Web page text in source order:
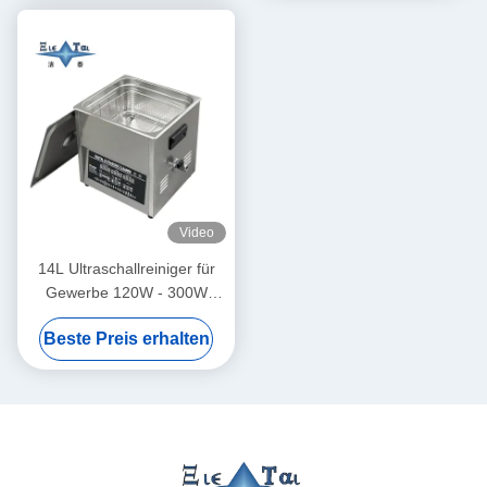
Video
14L Ultraschallreiniger für
Gewerbe 120W - 300W
Intelligenter
Ultraschallreiniger
Beste Preis erhalten